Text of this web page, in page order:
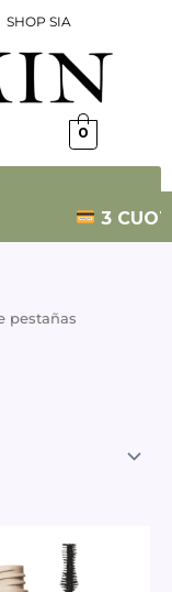
SHOP SIA
0
3
pestañas